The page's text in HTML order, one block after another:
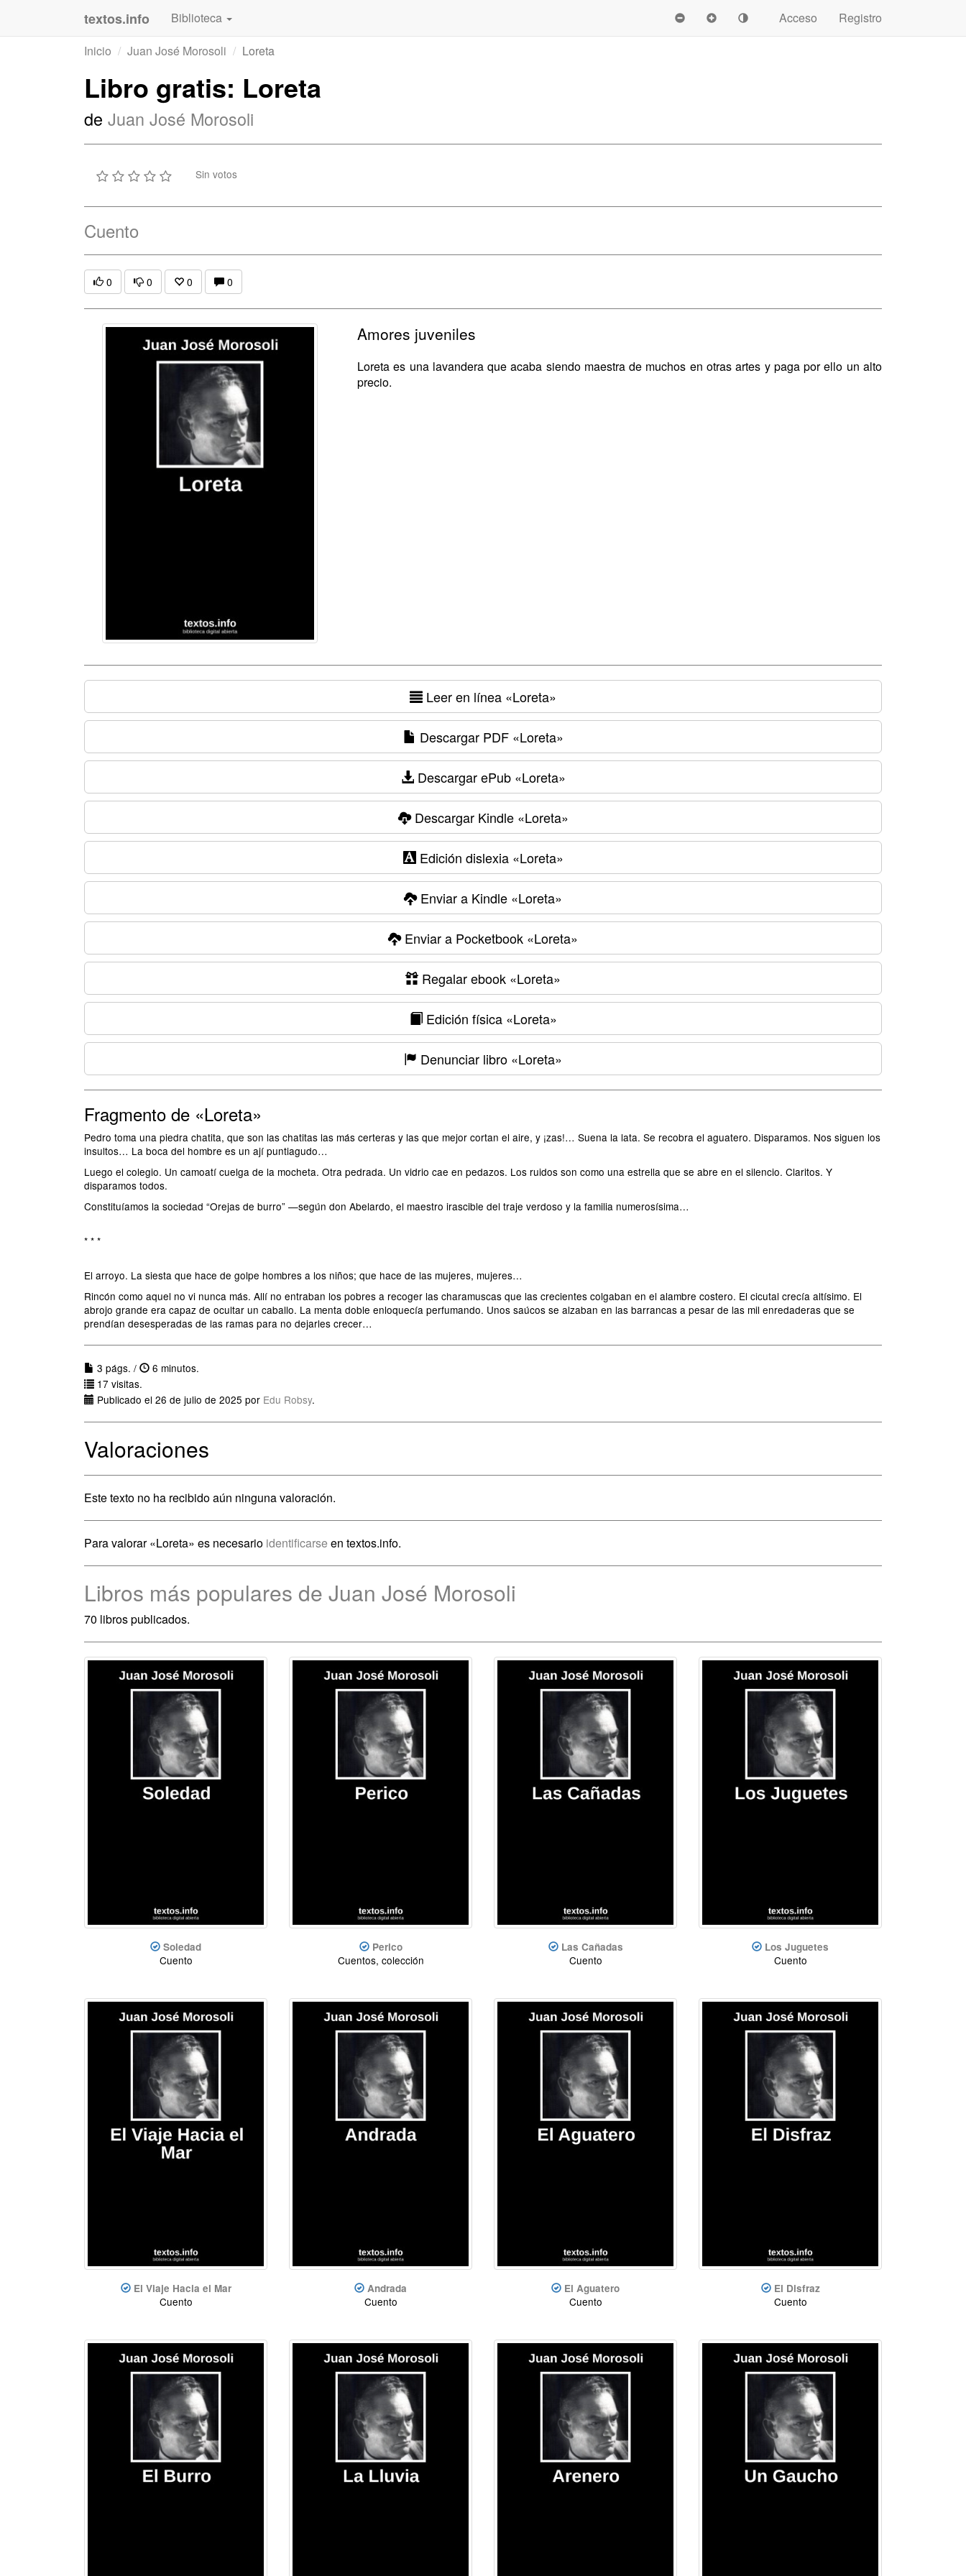
textos.info Biblioteca Acceso
Registro
Inicio
Juan José Morosoli Loreta
Libro gratis: Loreta
de Juan José Morosoli
Sin votos
Cuento
0 0 0 0
Amores juveniles
Loreta es una lavandera que acaba siendo maestra de muchos en otras artes y paga por ello un alto
precio.
Leer en línea «Loreta»
Descargar PDF«Loreta»
Descargar ePub«Loreta»
Descargar Kindle«Loreta»
Edición dislexia«Loreta»
Enviar a Kindle «Loreta»
Enviar a Pocketbook «Loreta»
Regalar ebook «Loreta»
Edición física«Loreta»
Denunciar libro «Loreta»
Fragmento de «Loreta»
Pedro toma una piedra chatita, que son las chatitas las más certeras y las que mejor cortan el aire, y ¡zas!… Suena la lata. Se recobra el aguatero. Disparamos. Nos siguen los
insultos… La boca del hombre es un ají puntiagudo…
Luego el colegio. Un camoatí cuelga de la mocheta. Otra pedrada. Un vidrio cae en pedazos. Los ruidos son como una estrella que se abre en el silencio. Claritos. Y
disparamos todos.
Constituíamos la sociedad “Orejas de burro” —según don Abelardo, el maestro irascible del traje verdoso y la familia numerosísima…
* * *
El arroyo. La siesta que hace de golpe hombres a los niños; que hace de las mujeres, mujeres…
Rincón como aquel no vi nunca más. Allí no entraban los pobres a recoger las charamuscas que las crecientes colgaban en el alambre costero. El cicutal crecía altísimo. El
abrojo grande era capaz de ocultar un caballo. La menta doble enloquecía perfumando. Unos saúcos se alzaban en las barrancas a pesar de las mil enredaderas que se
prendían desesperadas de las ramas para no dejarles crecer…
3 págs. /
6 minutos.
17 visitas.
Publicado el 26 de julio de 2025 por Edu Robsy.
Valoraciones
Este texto no ha recibido aún ninguna valoración.
Para valorar «Loreta» es necesario identificarse en textos.info.
Libros más populares de Juan José Morosoli
70 libros publicados.
Soledad
Cuento
Perico
Cuentos, colección
Las Cañadas
Cuento
Los Juguetes
Cuento
El Viaje Hacia el Mar
Cuento
Andrada
Cuento
El Aguatero
Cuento
El Disfraz
Cuento